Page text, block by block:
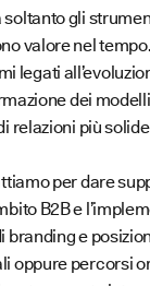
gli
valore nel tempo.
legati
dei
relazioni più
per dare
B2B e
e
oppure percorsi